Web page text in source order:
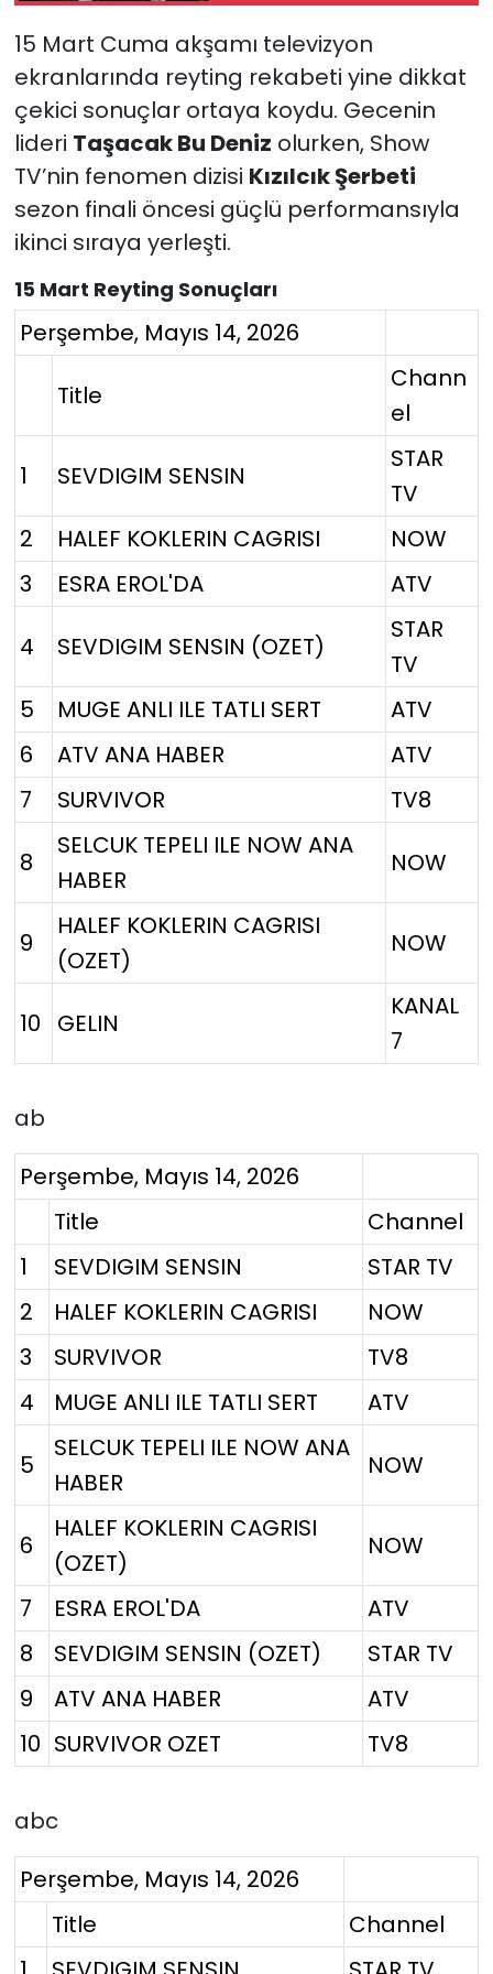
15 Mart Cuma akşamı televizyon
ekranlarında reyting rekabeti yine dikkat
çekici sonuçlar ortaya koydu. Gecenin
lideri Taşacak Bu Deniz olurken, Show
TV’nin fenomen dizisi Kızılcık Şerbeti
sezon finali öncesi güçlü performansıyla
ikinci sıraya yerleşti.
15 Mart Reyting Sonuçları
Perşembe, Mayıs 14, 2026
Title
Chann
el
1 SEVDIGIM SENSIN
STAR
TV
2
HALEF KOKLERIN CAGRISI
NOW
3
ESRA EROL'DA ATV
4 SEVDIGIM SENSIN (OZET)
STAR
TV
5
MUGE ANLI ILE TATLI SERT
ATV
6
ATV ANA HABER
ATV
7
SURVIVOR TV8
8
SELCUK TEPELI ILE NOW ANA
HABER
NOW
9
HALEF KOKLERIN CAGRISI
(OZET)
NOW
10 GELIN
KANAL
7
ab
Perşembe, Mayıs 14, 2026
Title
Channel
1
SEVDIGIM SENSIN
STAR TV
2
HALEF KOKLERIN CAGRISI
NOW
3
SURVIVOR
TV8
4
MUGE ANLI ILE TATLI SERT ATV
5
SELCUK TEPELI ILE NOW ANA
HABER
NOW
6
HALEF KOKLERIN CAGRISI
(OZET)
NOW
7 ESRA EROL'DA
ATV
8
SEVDIGIM SENSIN (OZET)
STAR TV
9
ATV ANA HABER
ATV
10 SURVIVOR OZET TV8
abc
Perşembe, Mayıs 14, 2026
Title
Channel